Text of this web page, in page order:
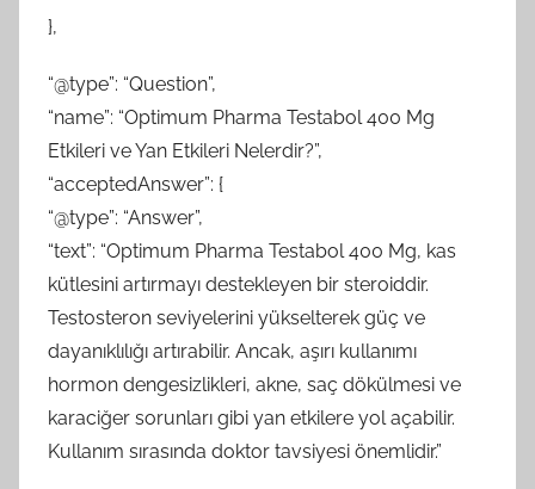
},
“@type”: “Question”,
“name”: “Optimum Pharma Testabol 400 Mg
Etkileri ve Yan Etkileri Nelerdir?”,
“acceptedAnswer”: {
“@type”: “Answer”,
“text”: “Optimum Pharma Testabol 400 Mg, kas
kütlesini artırmayı destekleyen bir steroiddir.
Testosteron seviyelerini yükselterek güç ve
dayanıklılığı artırabilir. Ancak, aşırı kullanımı
hormon dengesizlikleri, akne, saç dökülmesi ve
karaciğer sorunları gibi yan etkilere yol açabilir.
Kullanım sırasında doktor tavsiyesi önemlidir.”